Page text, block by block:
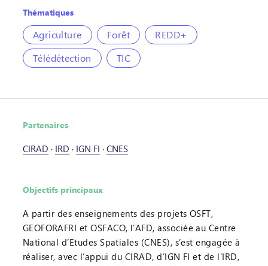
Thématiques
Agriculture Forêt
REDD+
Télédétection
TIC
Partenaires
CIRAD · IRD · IGN FI · CNES
Objectifs principaux
A partir des enseignements des projets OSFT,
GEOFORAFRI et OSFACO, l’AFD, associée au Centre
National d’Etudes Spatiales (CNES), s’est engagée à
réaliser, avec l’appui du CIRAD, d’IGN FI et de l’IRD,